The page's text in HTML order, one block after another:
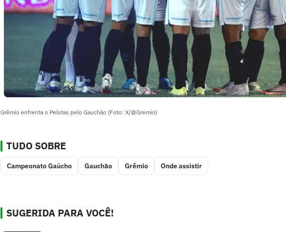
Grêmio enfrenta o Pelotas pelo Gauchão (Foto: X/@Gremio)
TUDO SOBRE
Campeonato Gaúcho Gauchão Grêmio Onde assistir
SUGERIDA PARA VOCÊ!